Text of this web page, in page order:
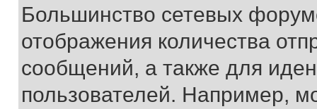
Большинство сетевых
отображения количества
сообщений, а также для
пользователей. Например,